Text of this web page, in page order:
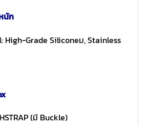
นัก
High-Grade Siliconeม, Stainless
(มี Buckle)